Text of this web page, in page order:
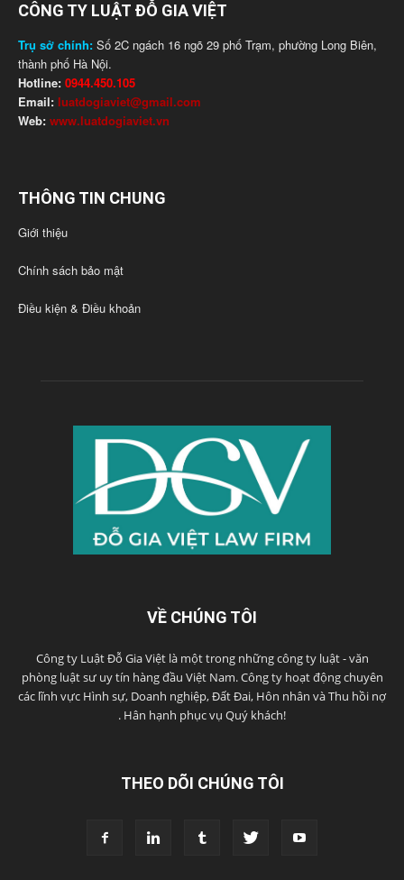
CÔNG TY LUẬT ĐỖ GIA VIỆT
Trụ sở chính: Số 2C ngách 16 ngõ 29 phố Trạm, phường Long Biên,
thành phố Hà Nội.
Hotline: 0944.450.105
Email: luatdogiaviet@gmail.com
Web: www.luatdogiaviet.vn
THÔNG TIN CHUNG
Giới thiệu
Chính sách bảo mật
Điều kiện & Điều khoản
VỀ CHÚNG TÔI
Công ty Luật Đỗ Gia Việt là một trong những công ty luật - văn
phòng luật sư uy tín hàng đầu Việt Nam. Công ty hoạt động chuyên
các lĩnh vực Hình sự, Doanh nghiệp, Đất Đai, Hôn nhân và Thu hồi nợ
. Hân hạnh phục vụ Quý khách!
THEO DÕI CHÚNG TÔI